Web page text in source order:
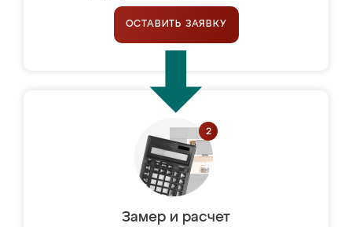
ОСТАВИТЬ ЗАЯВКУ
Замер и расчет